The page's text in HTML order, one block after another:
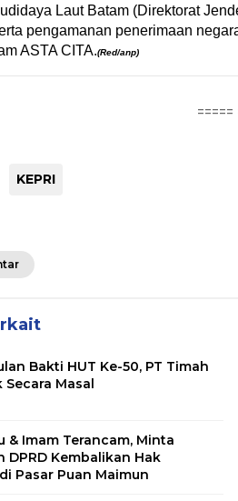
Laut Batam (Direktorat
pengamanan penerimaan
ASTA CITA.(Red/anp)
=====
KEPRI
Bakti HUT Ke-50, PT Timah
Masal
& Imam Terancam, Minta
DPRD Kembalikan Hak
Pasar Puan Maimun